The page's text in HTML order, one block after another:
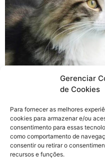
Gerenciar
de Cookies
Para fornecer as melhores
cookies para armazenar e/ou
consentimento para essas
como comportamento de
consentir ou retirar o
recursos e funções.
É isso mesmo que você
cresceu! Hoje fazem
entrou para as nossas
vocês como tudo